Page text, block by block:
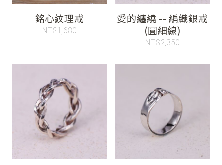
銘心紋理戒
NT$1,680
愛的纏繞 -- 編織銀戒
(圓細線)
NT$2,350